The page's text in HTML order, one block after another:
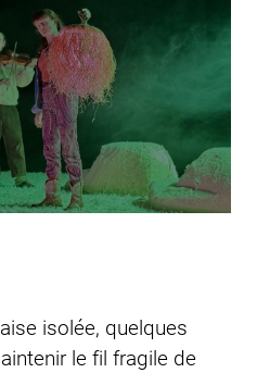
isolée, quelques
le fil fragile de